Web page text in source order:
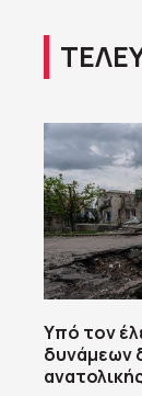
Υπό τον
δυνάμεων